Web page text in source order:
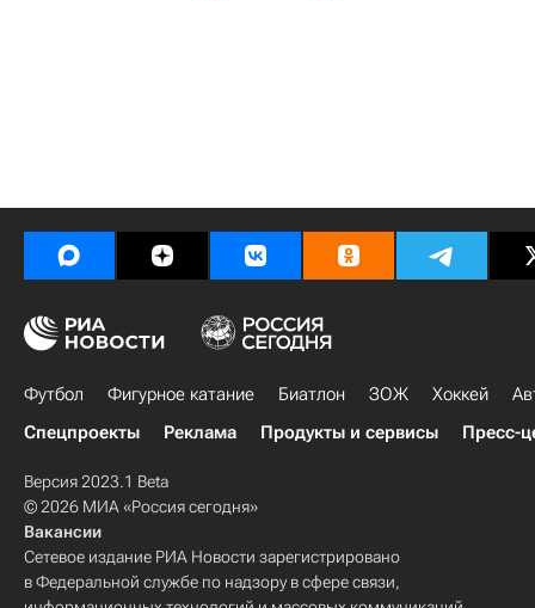
Футбол Фигурное катание Биатлон ЗОЖ Хоккей
Спецпроекты
Реклама Продукты и сервисы Пресс-
Версия 2023.1 Beta
© 2026 МИА «Россия сегодня»
Вакансии
Сетевое издание РИА Новости зарегистрировано
в Федеральной службе по надзору в сфере связи,